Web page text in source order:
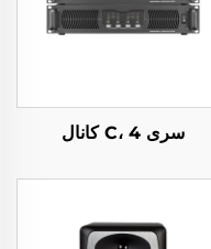
سری C، 4 کانال